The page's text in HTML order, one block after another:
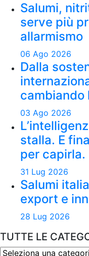
Salumi,
serve più
allarmismo
06 Ago 2026
Dalla
cambiando
03 Ago 2026
stalla. E
per capirla.
31 Lug 2026
Salumi
export e
28 Lug 2026
TUTTE LE
TUTTE